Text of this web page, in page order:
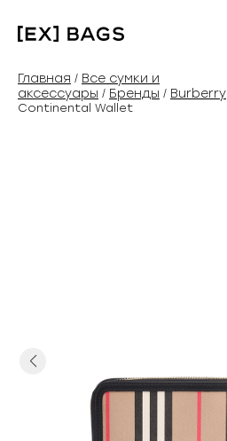
содержимому
Главная / Все сумки и
аксессуары / Бренды / Burberry
Continental Wallet
Previous